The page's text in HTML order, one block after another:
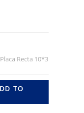
Placa Recta 10*3
TO